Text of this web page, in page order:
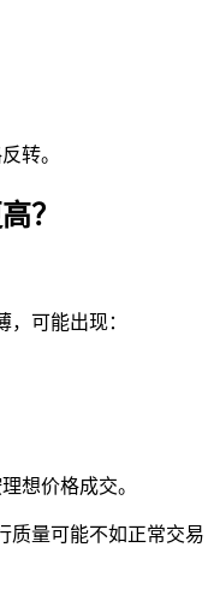
转。
？
可能出现：
想价格成交。
质量可能不如正常交易